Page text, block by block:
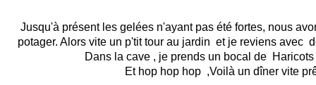
Jusqu'à présent les gelées n'ayant pas été fortes, nous
potager. Alors vite un p'tit tour au jardin et je reviens avec
Dans la cave , je prends un bocal de
Et hop hop hop ,Voilà un dîner vite